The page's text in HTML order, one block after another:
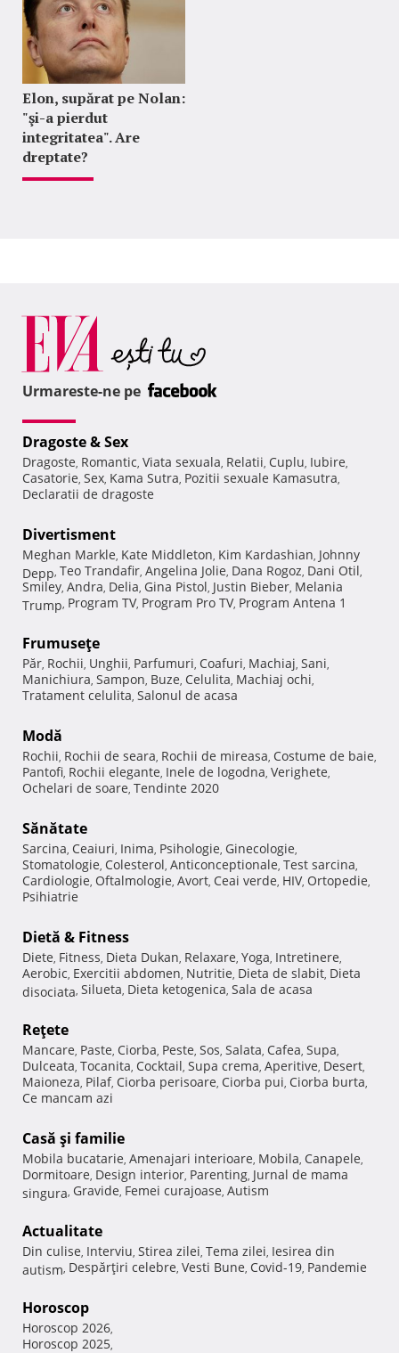
Elon, supărat pe Nolan:
"şi-a pierdut
integritatea". Are
dreptate?
Urmareste-ne pe
Dragoste & Sex
Dragoste, Romantic, Viata sexuala, Relatii, Cuplu, Iubire,
Casatorie, Sex, Kama Sutra, Pozitii sexuale Kamasutra,
Declaratii de dragoste
Divertisment
Meghan Markle, Kate Middleton, Kim Kardashian, Johnny
Depp, Teo Trandafir, Angelina Jolie, Dana Rogoz, Dani Otil,
Smiley, Andra, Delia, Gina Pistol, Justin Bieber, Melania
Trump, Program TV, Program Pro TV, Program Antena 1
Frumuseţe
Păr, Rochii, Unghii, Parfumuri, Coafuri, Machiaj, Sani,
Manichiura, Sampon, Buze, Celulita, Machiaj ochi,
Tratament celulita, Salonul de acasa
Modă
Rochii, Rochii de seara, Rochii de mireasa, Costume de baie,
Pantofi, Rochii elegante, Inele de logodna, Verighete,
Ochelari de soare, Tendinte 2020
Sănătate
Sarcina, Ceaiuri, Inima, Psihologie, Ginecologie,
Stomatologie, Colesterol, Anticonceptionale, Test sarcina,
Cardiologie, Oftalmologie, Avort, Ceai verde, HIV, Ortopedie,
Psihiatrie
Dietă & Fitness
Diete, Fitness, Dieta Dukan, Relaxare, Yoga, Intretinere,
Aerobic, Exercitii abdomen, Nutritie, Dieta de slabit, Dieta
disociata, Silueta, Dieta ketogenica, Sala de acasa
Reţete
Mancare, Paste, Ciorba, Peste, Sos, Salata, Cafea, Supa,
Dulceata, Tocanita, Cocktail, Supa crema, Aperitive, Desert,
Maioneza, Pilaf, Ciorba perisoare, Ciorba pui, Ciorba burta,
Ce mancam azi
Casă şi familie
Mobila bucatarie, Amenajari interioare, Mobila, Canapele,
Dormitoare, Design interior, Parenting, Jurnal de mama
singura, Gravide, Femei curajoase, Autism
Actualitate
Din culise, Interviu, Stirea zilei, Tema zilei, Iesirea din
autism, Despărţiri celebre, Vesti Bune, Covid-19, Pandemie
Horoscop
Horoscop 2026,
Horoscop 2025,